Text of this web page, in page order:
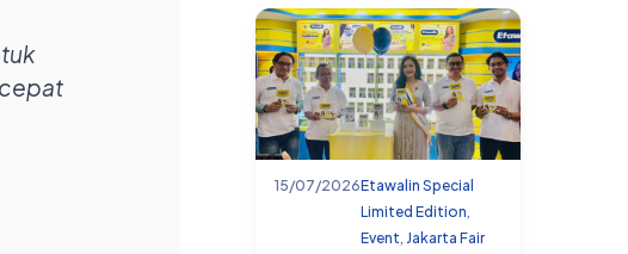
15/07/2026Etawalin Special
Limited Edition,
Event, Jakarta Fair